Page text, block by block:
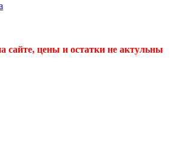
сайте, цены и остатки не актульны